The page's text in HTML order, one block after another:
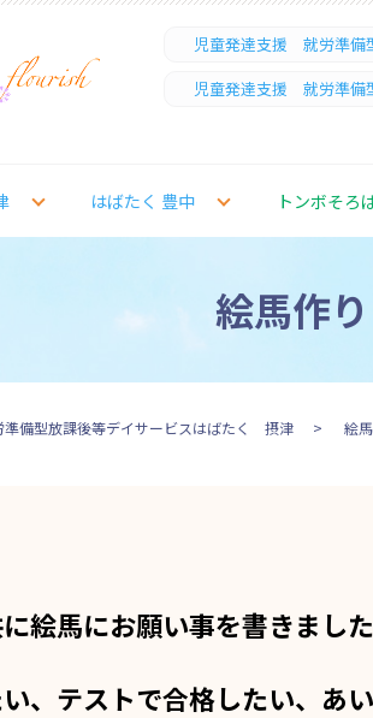
児童発達支援 就労準備
児童発達支援 就労準備
はばたく 豊中 トンボそろ
絵馬作り
備型放課後等デイサービスはばたく 摂津 絵
絵馬にお願い事を書きました
、テストで合格したい、あ